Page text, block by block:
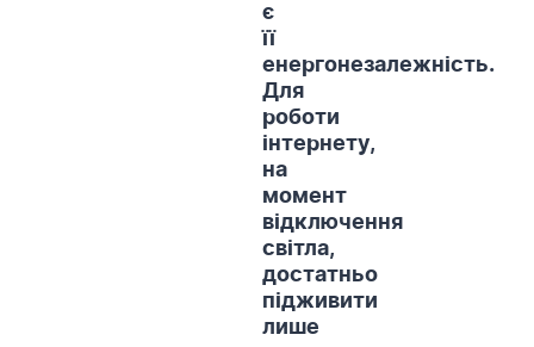
є
її
енергонезалежність.
Для
роботи
інтернету,
на
момент
відключення
світла,
достатньо
підживити
лише